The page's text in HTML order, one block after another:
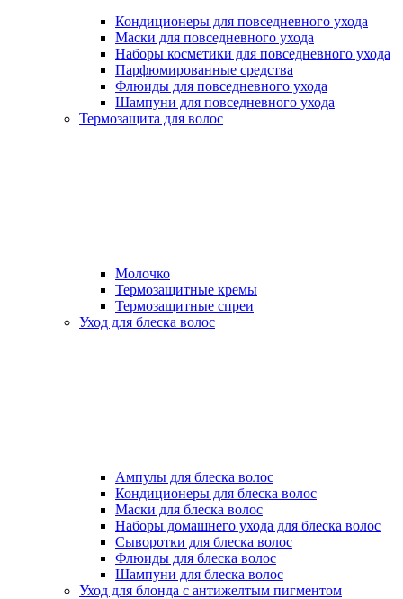
Кондиционеры для повседневного ухода
Маски для повседневного ухода
Наборы косметики для повседневного ухода
Парфюмированные средства
Флюиды для повседневного ухода
Шампуни для повседневного ухода
Термозащита для волос
Молочко
Термозащитные кремы
Термозащитные спреи
Уход для блеска волос
Ампулы для блеска волос
Кондиционеры для блеска волос
Маски для блеска волос
Наборы домашнего ухода для блеска волос
Сыворотки для блеска волос
Флюиды для блеска волос
Шампуни для блеска волос
Уход для блонда с антижелтым пигментом